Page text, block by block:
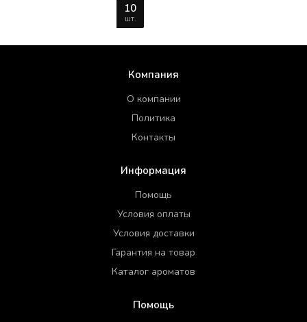
10
шт.
Компания
О компании
Политика
Контакты
Информация
Помощь
Условия оплаты
Условия доставки
Гарантия на товар
Каталог ароматов
Помощь